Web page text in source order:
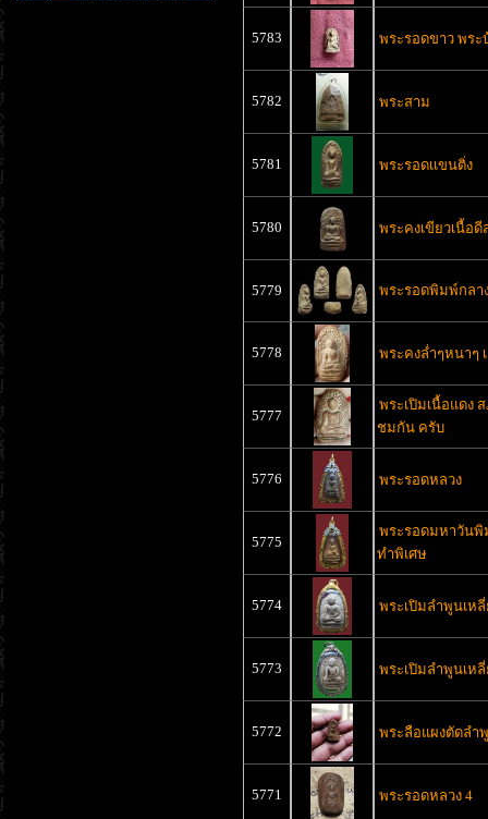
5783 พระรอดขาว พระ
5782 พระสาม
5781 พระรอดเเขนติ่ง
5780 พระคงเขียวเนื้อดี
5779 พระรอดพิมพ์กลา
5778 พระคงล่ำๆหนาๆ
5777
พระเปิมเนื้อแดง
ชมกัน ครับ
5776 พระรอดหลวง
5775
พระรอดมหาวันพิ
ทำพิเศษ
5774 พระเปิมลำพูนเห
5773 พระเปิมลำพูนเหลี่
5772 พระลือแผงตัดลำ
5771 พระรอดหลวง 4